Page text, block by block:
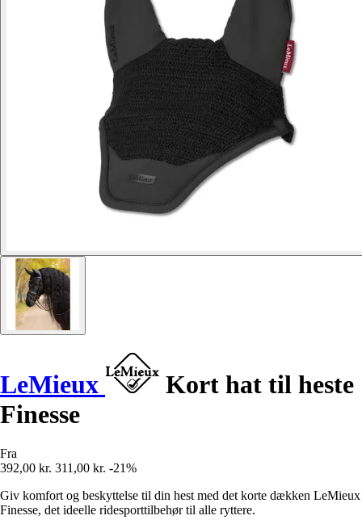
LeMieux
Kort hat til heste
Finesse
Fra
392,00 kr. 311,00 kr. -21%
Giv komfort og beskyttelse til din hest med det korte dækken LeMieux
Finesse, det ideelle ridesporttilbehør til alle ryttere.